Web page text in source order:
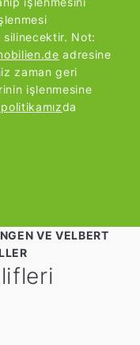
silinecektir. Not:
adresine
zaman geri
işlenmesine
da
VE VELBERT